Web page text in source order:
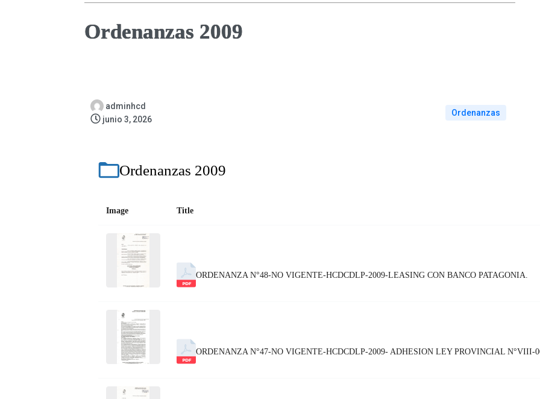
Ordenanzas 2009
adminhcd
junio 3, 2026
Ordenanzas
Ordenanzas 2009
Image Title
ORDENANZA N°48-NO VIGENTE-HCDCDLP-2009-LEASING CON BANCO PATAGONIA.
ORDENANZA N°47-NO VIGENTE-HCDCDLP-2009- ADHESION LEY PROVINCIAL N°VIII-